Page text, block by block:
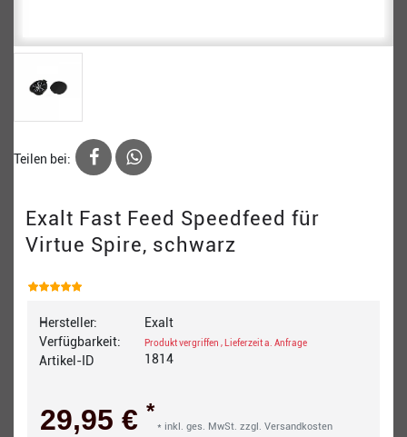
Teilen bei:
Exalt Fast Feed Speedfeed für
Virtue Spire, schwarz
Hersteller:
Verfügbarkeit:
Artikel-ID
Exalt
Produkt vergriffen , Lieferzeit a. Anfrage
1814
29,95 € *
* inkl. ges. MwSt. zzgl. Versandkosten